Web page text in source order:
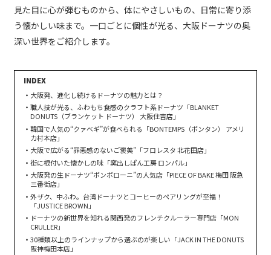
見た目に心が弾むものから、体にやさしいもの、日常に寄り添
う懐かしい味まで。一口ごとに個性が光る、大阪ドーナツの奥
深い世界をご紹介します。
大阪発、進化し続けるドーナツの魅力とは？
職人技が光る、ふわもち食感のクラフト系ドーナツ「BLANKET
DONUTS（ブランケット ドーナツ） 大阪住吉店」
韓国で人気の“クァベギ”が食べられる「BONTEMPS（ボンタン） アメリ
カ村本店」
大阪で広がる“罪悪感のないご褒美”「フロレスタ 北花田店」
街に根付いた懐かしの味「窯出しぱん工房 ロンパル」
大阪発の生ドーナツ“ボンボローニ”の人気店「PIECE OF BAKE 梅田 阪急
三番街店」
外ザク、中ふわ。台湾ドーナツとコーヒーのペアリングが至福！
「JUSTICE BROWN」
ドーナツの新世界を知れる関西発のフレンチクルーラー専門店「MON
CRULLER」
30種類以上のラインナップから選ぶのが楽しい「JACK IN THE DONUTS
阪神梅田本店」